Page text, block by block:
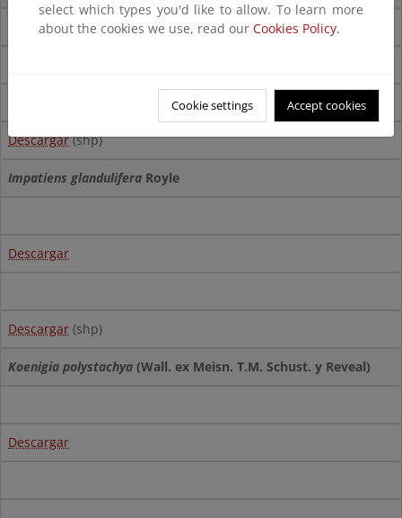
Redondita de agua
Descargar(shp)
Impatiens glandulifera Royle
Descargar
Descargar (shp)
Koenigia polystachya (Wall. ex Meisn. T.M. Schust. y Reveal)
Descargar
select which types you'd like to allow. To learn more
about the cookies we use, read our Cookies Policy.
Cookie settings Accept cookies